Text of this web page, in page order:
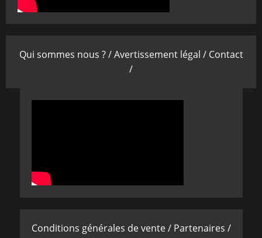
Qui sommes nous ? /Avertissement légal / Contact
/
Conditions générales de vente / Partenaires /